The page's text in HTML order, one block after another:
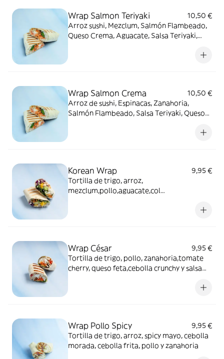
Wrap Salmon Teriyaki
10,50 €
Arroz sushi, Mezclum, Salmón Flambeado,
Queso Crema, Aguacate, Salsa Teriyaki,
Wrap Salmon Crema
10,50 €
Arroz de sushi, Espinacas, Zanahoria,
Salmón Flambeado, Salsa Teriyaki, Queso
Korean Wrap
9,95 €
Tortilla de trigo, arroz,
mezclum,pollo,aguacate,col
Wrap César
9,95 €
Tortilla de trigo, pollo, zanahoria,tomate
cherry, queso feta,cebolla crunchy y salsa
Wrap Pollo Spicy
9,95 €
Tortilla de trigo, arroz, spicy mayo, cebolla
morada, cebolla frita, pollo y zanahoria